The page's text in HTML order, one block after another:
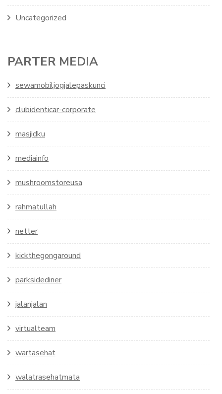
Uncategorized
PARTER MEDIA
sewamobiljogjalepaskunci
clubidenticar-corporate
masjidku
mediainfo
mushroomstoreusa
rahmatullah
netter
kickthegongaround
parksidediner
jalanjalan
virtualteam
wartasehat
walatrasehatmata